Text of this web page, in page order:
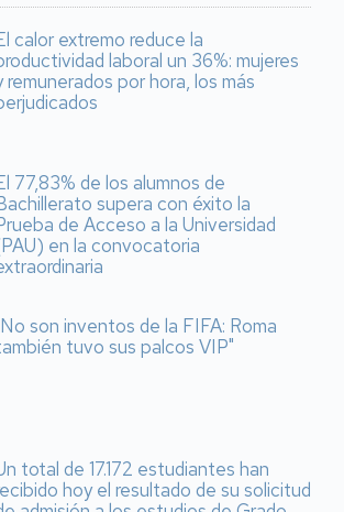
calor extremo reduce la
laboral un 36%: mujeres
remunerados por hora, los más
77,83% de los alumnos de
supera con éxito la
de Acceso a la Universidad
en la convocatoria
son inventos de la FIFA: Roma
tuvo sus palcos VIP"
total de 17.172 estudiantes han
hoy el resultado de su solicitud